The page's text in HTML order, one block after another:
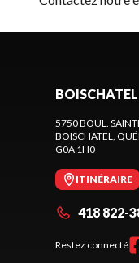
BOISCHATEL
5750 BOUL.
BOISCHATEL
,
G0A 1H0
ITINÉRAIRE
418 822-
Restez connecté